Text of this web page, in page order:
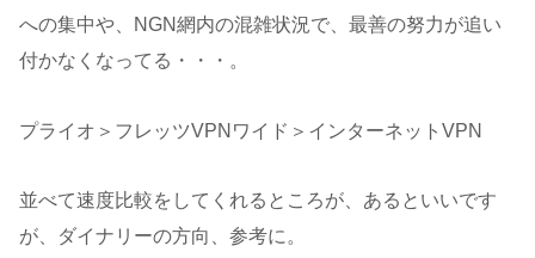
への集中や、NGN網内の混雑状況で、最善の努力が追い
付かなくなってる・・・。
プライオ＞フレッツVPNワイド＞インターネットVPN
並べて速度比較をしてくれるところが、あるといいです
が、ダイナリーの方向、参考に。